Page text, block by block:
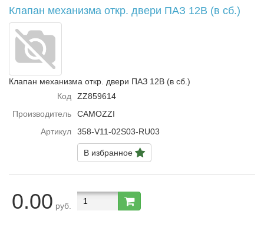
Клапан механизма откр. двери ПАЗ 12В (в сб.)
Клапан механизма откр. двери ПАЗ 12В (в сб.)
Код
ZZ859614
Производитель
CAMOZZI
Артикул
358-V11-02S03-RU03
В избранное
0.00 руб.